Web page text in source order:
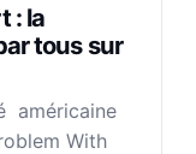
: la
tous sur
américaine
With